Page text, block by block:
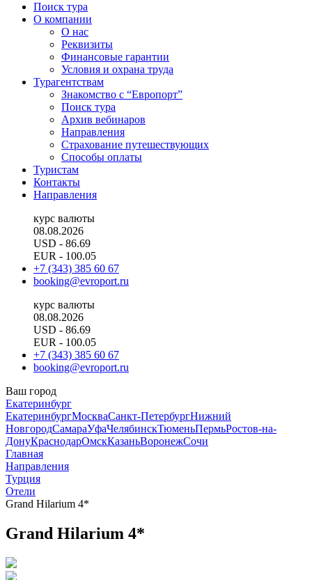
Поиск тура
О компании
О нас
Реквизиты
Финансовые гарантии
Условия и охрана труда
Турагентствам
Знакомство с “Европорт”
Поиск тура
Архив вебинаров
Направления
Страхование путешествующих
Способы оплаты
Туристам
Контакты
Направления
курс валюты
08.08.2026
USD - 86.69
EUR - 100.05
+7 (343) 385 60 67
booking@evroport.ru
курс валюты
08.08.2026
USD - 86.69
EUR - 100.05
+7 (343) 385 60 67
booking@evroport.ru
Ваш город
Екатеринбург
ЕкатеринбургМоскваСанкт-ПетербургНижний
НовгородСамараУфаЧелябинскТюменьПермьРостов-на-
ДонуКраснодарОмскКазаньВоронежСочи
Главная
Направления
Турция
Отели
Grand Hilarium 4*
Grand Hilarium 4*